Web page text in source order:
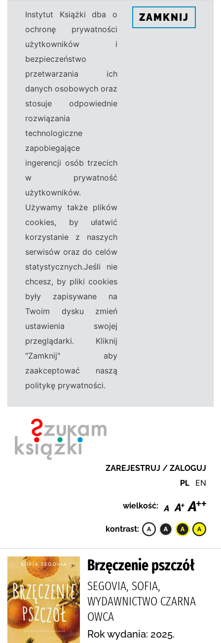
Instytut Książki dba o
ochronę prywatności
użytkowników i
bezpieczeństwo
przetwarzania ich
danych osobowych oraz
stosuje odpowiednie
rozwiązania
technologiczne
zapobiegające
ingerencji osób trzecich
w prywatność
użytkowników.
Używamy także plików
cookies, by ułatwić
korzystanie z naszych
serwisów oraz do celów
statystycznych.Jeśli nie
chcesz, by pliki cookies
były zapisywane na
Twoim dysku zmień
ustawienia swojej
przeglądarki. Kliknij
"Zamknij" aby
zaakceptować naszą
politykę prywatności.
ZAMKNIJ
ZAREJESTRUJ / ZALOGUJ
PL EN
wielkość:
kontrast:
Brzęczenie pszczół
SEGOVIA, SOFIA,
WYDAWNICTWO CZARNA
OWCA
Rok wydania: 2025.